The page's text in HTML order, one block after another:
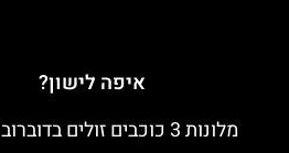
איפה לישון?
מלונות 3 כוכבים זולים בדוברובניק